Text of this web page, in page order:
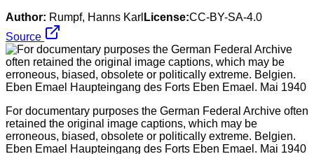
Author: Rumpf, Hanns Karl License:CC-BY-SA-4.0
Source
For documentary purposes the German Federal Archive often
retained the original image captions, which may be
erroneous, biased, obsolete or politically extreme. Belgien.
Eben Emael Haupteingang des Forts Eben Emael. Mai 1940